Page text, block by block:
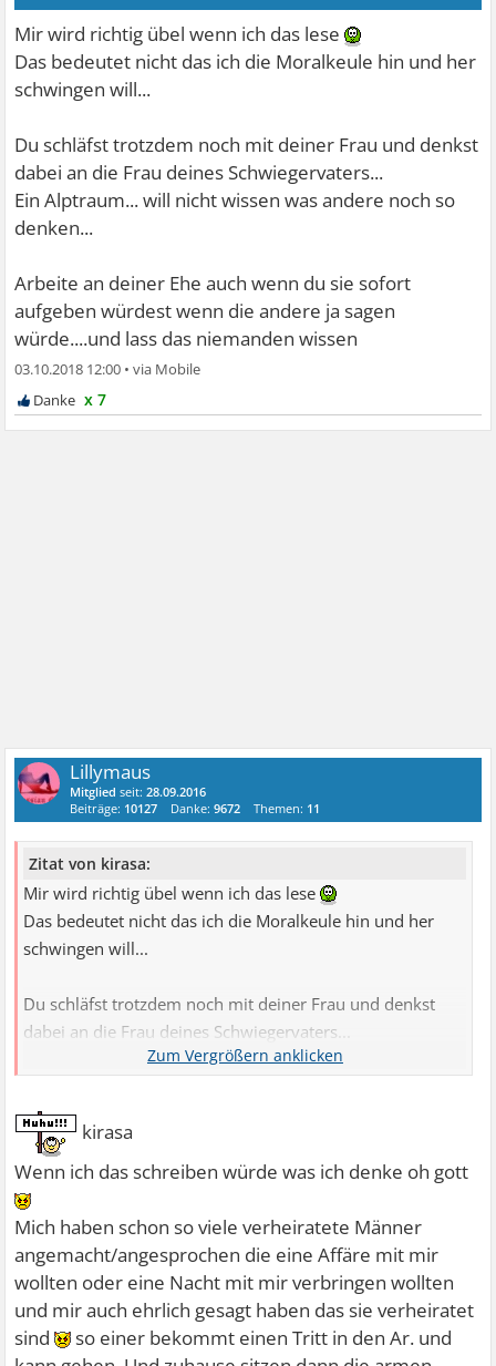
Mir wird richtig übel wenn ich das lese
Das bedeutet nicht das ich die Moralkeule hin und her
schwingen will...
Du schläfst trotzdem noch mit deiner Frau und denkst
dabei an die Frau deines Schwiegervaters...
Ein Alptraum... will nicht wissen was andere noch so
denken...
Arbeite an deiner Ehe auch wenn du sie sofort
aufgeben würdest wenn die andere ja sagen
würde....und lass das niemanden wissen
03.10.2018 12:00 •
x 7
Lillymaus
Mitglied seit:28.09.2016
Beiträge: 10127 Danke:9672 Themen: 11
Zitat von kirasa:
Mir wird richtig übel wenn ich das lese
Das bedeutet nicht das ich die Moralkeule hin und her
schwingen will...
Du schläfst trotzdem noch mit deiner Frau und denkst
dabei an die Frau deines Schwiegervaters...
Ein Alptraum... will nicht wissen was andere noch so
Arbeite an deiner Ehe auch wenn du sie sofort aufgeben
würdest wenn die andere ja sagen würde....und lass das
niemanden wissen
kirasa
Wenn ich das schreiben würde was ich denke oh gott
Mich haben schon so viele verheiratete Männer
angemacht/angesprochen die eine Affäre mit mir
wollten oder eine Nacht mit mir verbringen wollten
und mir auch ehrlich gesagt haben das sie verheiratet
sind
so einer bekommt einen Tritt in den Ar. und